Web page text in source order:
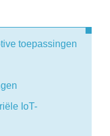
toepassingen
IoT-